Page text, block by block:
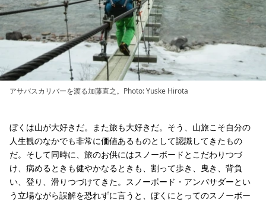
アサバスカリバーを渡る加藤直之。Photo: Yuske Hirota
ぼくは山が大好きだ。また旅も大好きだ。そう、山旅こそ自分の
人生観のなかでも非常に価値あるものとして認識してきたもの
だ。そして同時に、旅のお供にはスノーボードとこだわりつづ
け、病めるときも健やかなるときも、割って歩き、曳き、背負
い、登り、滑りつづけてきた。スノーボード・アンバサダーとい
う立場ながら誤解を恐れずに言うと、ぼくにとってのスノーボー